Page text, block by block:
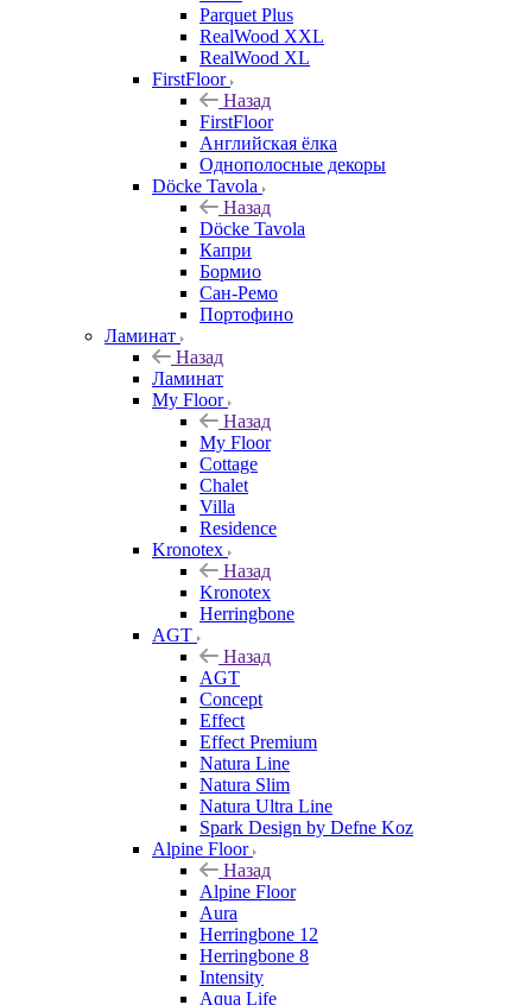
Parquet Plus
RealWood XXL
RealWood XL
FirstFloor
Назад
FirstFloor
Английская ёлка
Однополосные декоры
Döcke Tavola
Назад
Döcke Tavola
Капри
Бормио
Сан-Ремо
Портофино
Ламинат
Назад
Ламинат
My Floor
Назад
My Floor
Cottage
Chalet
Villa
Residence
Kronotex
Назад
Kronotex
Herringbone
AGT
Назад
AGT
Concept
Effect
Effect Premium
Natura Line
Natura Slim
Natura Ultra Line
Spark Design by Defne Koz
Alpine Floor
Назад
Alpine Floor
Aura
Herringbone 12
Herringbone 8
Intensity
Aqua Life